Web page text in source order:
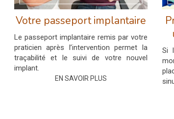
Votre passeport implantaire
Le passeport implantaire remis par votre
praticien après l’intervention permet la
traçabilité et le suivi de votre nouvel
implant.
EN SAVOIR PLUS
Si